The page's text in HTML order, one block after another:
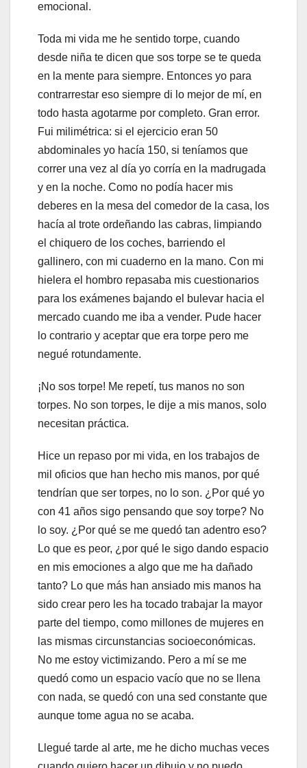
emocional.
Toda mi vida me he sentido torpe, cuando
desde niña te dicen que sos torpe se te queda
en la mente para siempre. Entonces yo para
contrarrestar eso siempre di lo mejor de mí, en
todo hasta agotarme por completo. Gran error.
Fui milimétrica: si el ejercicio eran 50
abdominales yo hacía 150, si teníamos que
correr una vez al día yo corría en la madrugada
y en la noche. Como no podía hacer mis
deberes en la mesa del comedor de la casa, los
hacía al trote ordeñando las cabras, limpiando
el chiquero de los coches, barriendo el
gallinero, con mi cuaderno en la mano. Con mi
hielera el hombro repasaba mis cuestionarios
para los exámenes bajando el bulevar hacia el
mercado cuando me iba a vender. Pude hacer
lo contrario y aceptar que era torpe pero me
negué rotundamente.
¡No sos torpe! Me repetí, tus manos no son
torpes. No son torpes, le dije a mis manos, solo
necesitan práctica.
Hice un repaso por mi vida, en los trabajos de
mil oficios que han hecho mis manos, por qué
tendrían que ser torpes, no lo son. ¿Por qué yo
con 41 años sigo pensando que soy torpe? No
lo soy. ¿Por qué se me quedó tan adentro eso?
Lo que es peor, ¿por qué le sigo dando espacio
en mis emociones a algo que me ha dañado
tanto? Lo que más han ansiado mis manos ha
sido crear pero les ha tocado trabajar la mayor
parte del tiempo, como millones de mujeres en
las mismas circunstancias socioeconómicas.
No me estoy victimizando. Pero a mí se me
quedó como un espacio vacío que no se llena
con nada, se quedó con una sed constante que
aunque tome agua no se acaba.
Llegué tarde al arte, me he dicho muchas veces